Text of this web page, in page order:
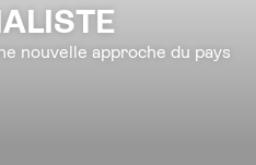
nouvelle approche du pays